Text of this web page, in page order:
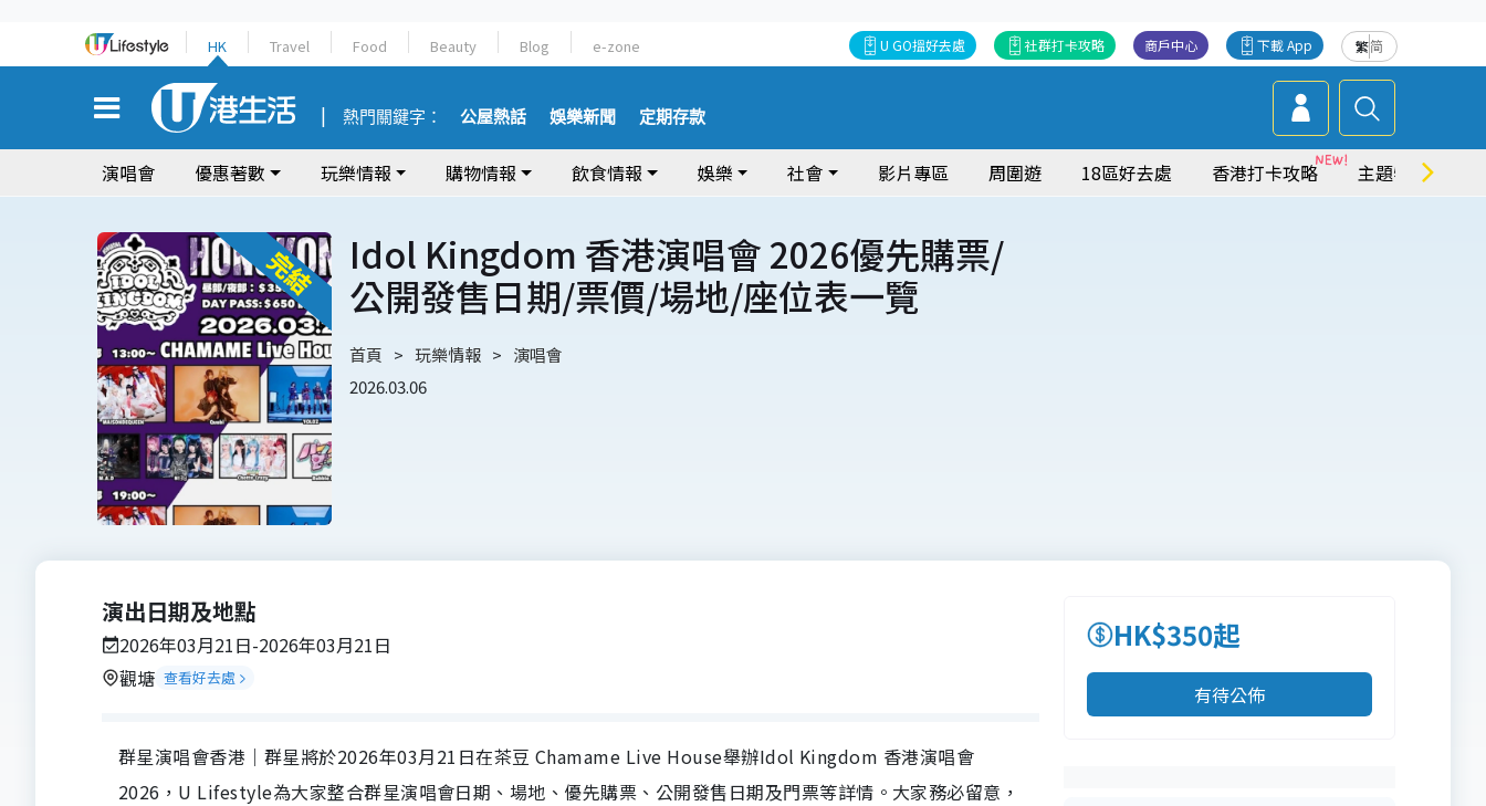
HK Travel Food Beauty Blog e-zone 繁简
下載 App
商戶中心
社群打卡攻略
U GO搵好去處
熱門關鍵字： 公屋熱話 娛樂新聞 定期存款
演唱會 優惠著數 玩樂情報 購物情報 飲食情報 娛樂 社會 影片專區 周圍遊 18區好去處 香港打卡攻略 主題特集
Idol Kingdom 香港演唱會 2026優先購票/
公開發售日期/票價/場地/座位表一覽
首頁 玩樂情報
演唱會
2026.03.06
演出日期及地點
2026年03月21日-2026年03月21日
觀塘 查看好去處
群星演唱會香港｜群星將於2026年03月21日在茶豆 Chamame Live House舉辦Idol Kingdom 香港演唱會
2026，U Lifestyle為大家整合群星演唱會日期、場地、優先購票、公開發售日期及門票等詳情。大家務必留意，
HK$350起
有待公佈